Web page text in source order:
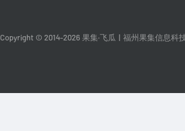
Copyright © 2014-2026 果集·飞瓜 福州果集信息科